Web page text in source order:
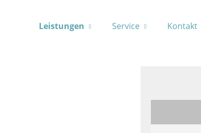
Leistungen Service Kontakt